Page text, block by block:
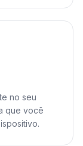
no seu
que você